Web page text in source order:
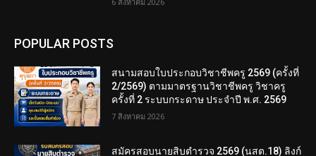
POPULAR POSTS
สนามสอบใบประกอบวิชาชีพครู 2569 (ครั้งที่
2/2569) ตามมาตรฐานวิชาชีพครู วิชาครู
ครั้งที่ 2 ระบบกระดาษ ประจำปี พ.ศ. 2569
7 สิงหาคม 2026
สมัครสอบนายสิบตำรวจ 2569 (นสต.18) ลิงก์